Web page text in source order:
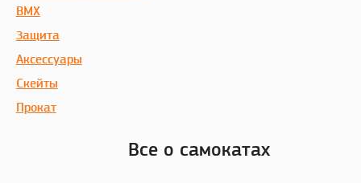
BMX
Защита
Аксессуары
Скейты
Прокат
Все о самокатах